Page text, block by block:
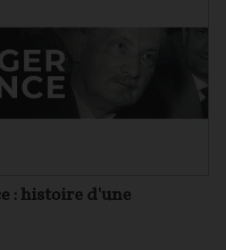
: histoire d'une